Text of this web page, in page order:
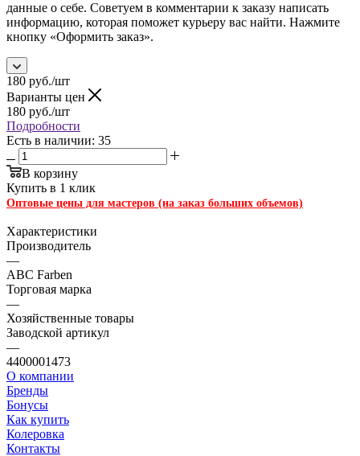
данные о себе. Советуем в комментарии к заказу написать
информацию, которая поможет курьеру вас найти. Нажмите
кнопку «Оформить заказ».
180 руб./шт
Варианты цен
180 руб./шт
Подробности
Есть в наличии: 35
В корзину
Купить в 1 клик
Оптовые цены для мастеров (на заказ больших объемов)
Характеристики
Производитель
—
ABC Farben
Торговая марка
—
Хозяйственные товары
Заводской артикул
—
4400001473
О компании
Бренды
Бонусы
Как купить
Колеровка
Контакты